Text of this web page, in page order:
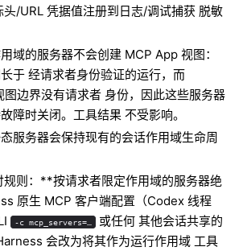
/URL 凭据值注册到日志/调试捕获 脱敏
域的服务器不会创建 MCP App 视图：
于 经请求者身份验证的运行，而
边界没有请求者 身份，因此这些服务器
障时关闭。工具结果 不受影响。
服务器会保持现有的会话作用域生命周
则：**按请求者限定作用域的服务器绝
原生 MCP 客户端配置（Codex 线程
-c mcp_servers=…
或任何 其他会话共享的
会改为将其作为运行作用域 工具